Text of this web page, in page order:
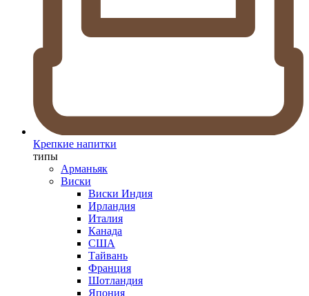
Крепкие напитки
типы
Арманьяк
Виски
Виски Индия
Ирландия
Италия
Канада
США
Тайвань
Франция
Шотландия
Япония